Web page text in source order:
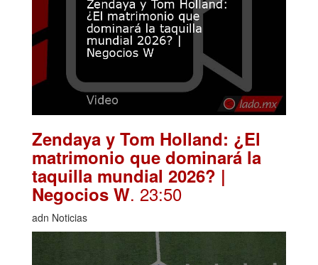
Zendaya y Tom Holland: ¿El
matrimonio que dominará la
taquilla mundial 2026? |
Negocios W. 23:50
adn Noticias